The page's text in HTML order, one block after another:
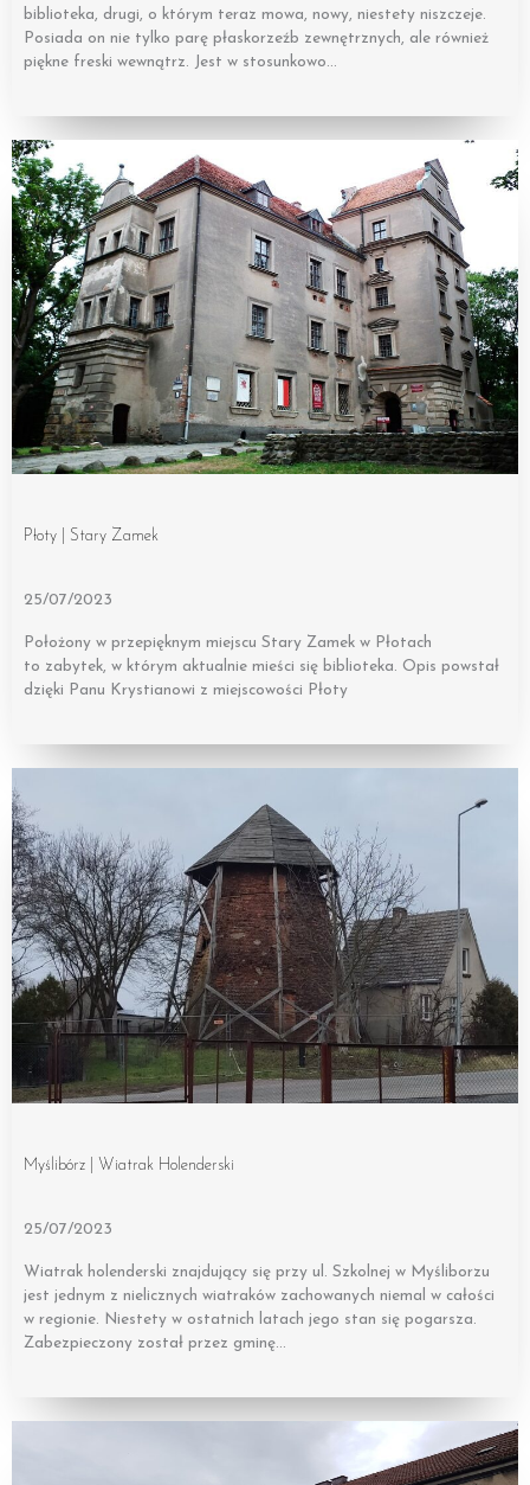
biblioteka, drugi, o którym teraz mowa, nowy, niestety niszczeje.
Posiada on nie tylko parę płaskorzeźb zewnętrznych, ale również
piękne freski wewnątrz. Jest w stosunkowo…
Płoty | Stary Zamek
25/07/2023
Położony w przepięknym miejscu Stary Zamek w Płotach
to zabytek, w którym aktualnie mieści się biblioteka. Opis powstał
dzięki Panu Krystianowi z miejscowości Płoty
Myślibórz | Wiatrak Holenderski
25/07/2023
Wiatrak holenderski znajdujący się przy ul. Szkolnej w Myśliborzu
jest jednym z nielicznych wiatraków zachowanych niemal w całości
w regionie. Niestety w ostatnich latach jego stan się pogarsza.
Zabezpieczony został przez gminę…